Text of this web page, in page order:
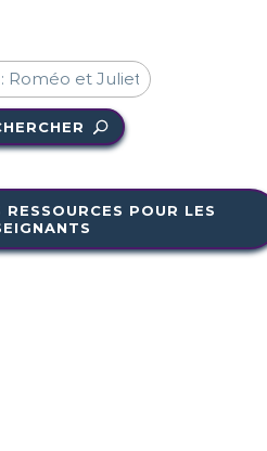
POUR LES